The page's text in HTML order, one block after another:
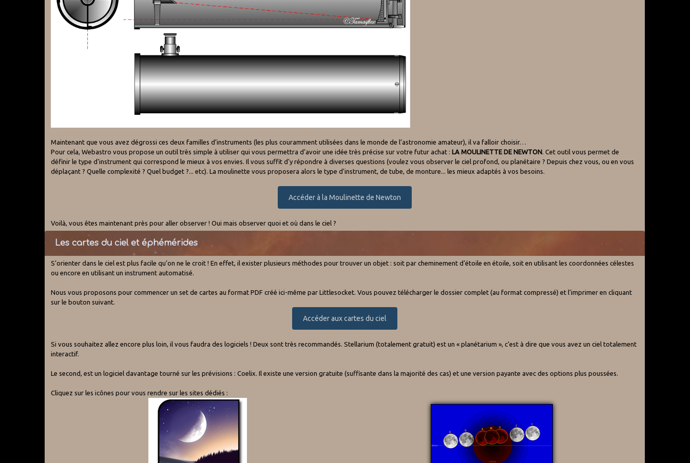
Maintenant que vous avez dégrossi ces deux familles d’instruments (les plus couramment utilisées dans le monde de l’astronomie amateur), il va falloir choisir…
Pour cela, Webastro vous propose un outil très simple à utiliser qui vous permettra d’avoir une idée très précise sur votre futur achat : LA MOULINETTE DE NEWTON. Cet outil vous permet de
définir le type d'instrument qui correspond le mieux à vos envies. Il vous suffit d'y répondre à diverses questions (voulez vous observer le ciel profond, ou planétaire ? Depuis chez vous, ou en vous
déplaçant ? Quelle complexité ? Quel budget ?... etc). La moulinette vous proposera alors le type d'instrument, de tube, de monture... les mieux adaptés à vos besoins.
Accéder à la Moulinette de Newton
Voilà, vous êtes maintenant près pour aller observer ! Oui mais observer quoi et où dans le ciel ?
Les cartes du ciel et éphémérides
S’orienter dans le ciel est plus facile qu’on ne le croit ! En effet, il exister plusieurs méthodes pour trouver un objet : soit par cheminement d’étoile en étoile, soit en utilisant les coordonnées célestes
ou encore en utilisant un instrument automatisé.
Nous vous proposons pour commencer un set de cartes au format PDF créé ici-même par Littlesocket. Vous pouvez télécharger le dossier complet (au format compressé) et l’imprimer en cliquant
sur le bouton suivant.
Accéder aux cartes du ciel
Si vous souhaitez allez encore plus loin, il vous faudra des logiciels ! Deux sont très recommandés. Stellarium (totalement gratuit) est un « planétarium », c’est à dire que vous avez un ciel totalement
interactif.
Le second, est un logiciel davantage tourné sur les prévisions : Coelix. Il existe une version gratuite (suffisante dans la majorité des cas) et une version payante avec des options plus poussées.
Cliquez sur les icônes pour vous rendre sur les sites dédiés :